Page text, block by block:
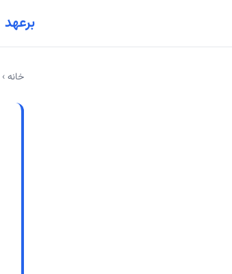
برعهد
خانه›